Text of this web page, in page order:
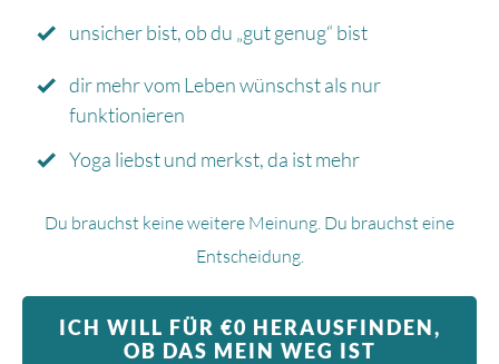
unsicher bist, ob du „gut genug“ bist
dir mehr vom Leben wünschst als nur
funktionieren
Yoga liebst und merkst, da ist mehr
Du brauchst keine weitere Meinung. Du brauchst eine
Entscheidung.
ICH WILL FÜR €0 HERAUSFINDEN,
OB DAS MEIN WEG IST